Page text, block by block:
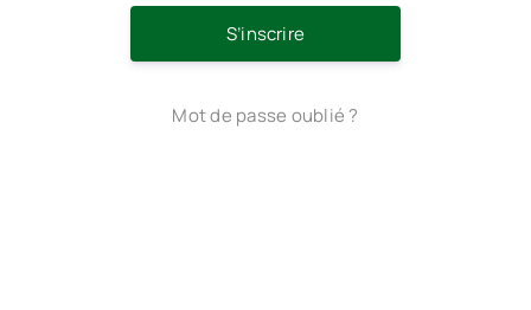
S’inscrire
Mot de passe oublié ?